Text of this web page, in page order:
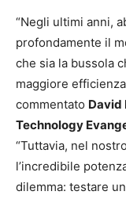
“Negli ultimi anni,
profondamente il
che sia la bussola
maggiore
commentato David
Technology
“Tuttavia, nel
l’incredibile
dilemma: testare